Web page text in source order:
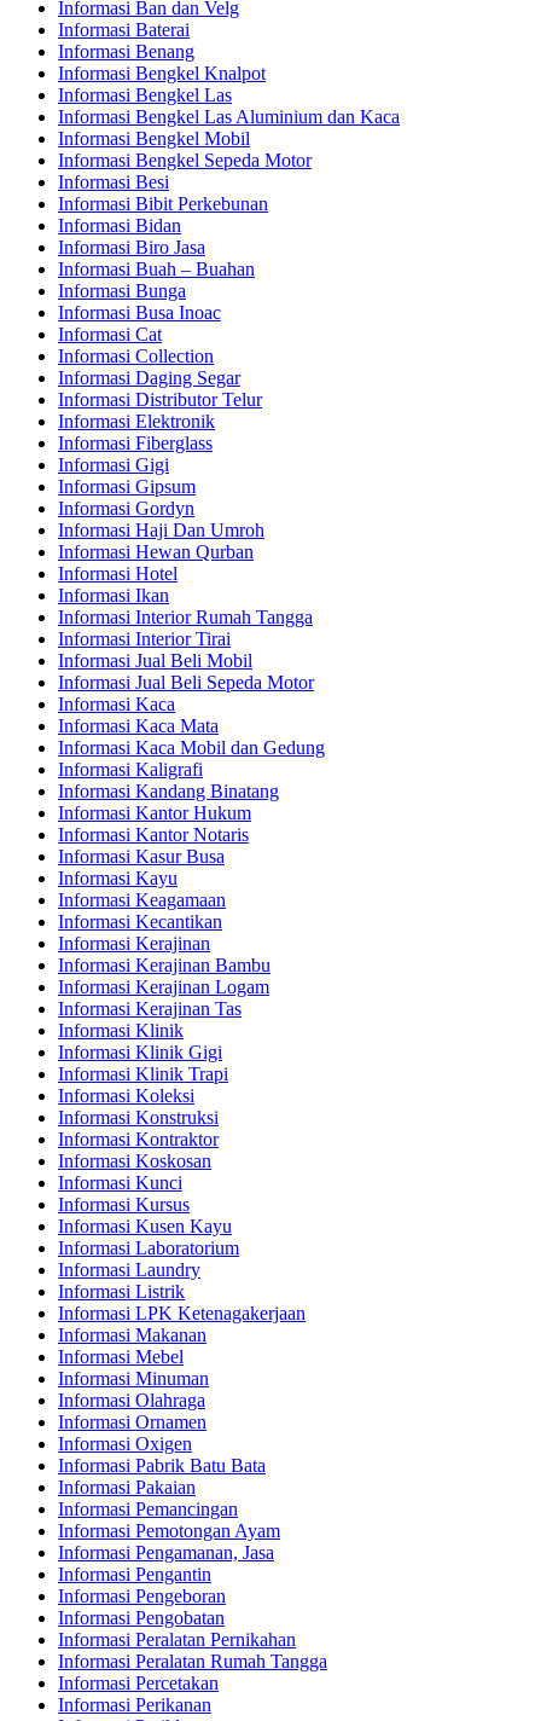
Informasi Ban dan Velg
Informasi Baterai
Informasi Benang
Informasi Bengkel Knalpot
Informasi Bengkel Las
Informasi Bengkel Las Aluminium dan Kaca
Informasi Bengkel Mobil
Informasi Bengkel Sepeda Motor
Informasi Besi
Informasi Bibit Perkebunan
Informasi Bidan
Informasi Biro Jasa
Informasi Buah – Buahan
Informasi Bunga
Informasi Busa Inoac
Informasi Cat
Informasi Collection
Informasi Daging Segar
Informasi Distributor Telur
Informasi Elektronik
Informasi Fiberglass
Informasi Gigi
Informasi Gipsum
Informasi Gordyn
Informasi Haji Dan Umroh
Informasi Hewan Qurban
Informasi Hotel
Informasi Ikan
Informasi Interior Rumah Tangga
Informasi Interior Tirai
Informasi Jual Beli Mobil
Informasi Jual Beli Sepeda Motor
Informasi Kaca
Informasi Kaca Mata
Informasi Kaca Mobil dan Gedung
Informasi Kaligrafi
Informasi Kandang Binatang
Informasi Kantor Hukum
Informasi Kantor Notaris
Informasi Kasur Busa
Informasi Kayu
Informasi Keagamaan
Informasi Kecantikan
Informasi Kerajinan
Informasi Kerajinan Bambu
Informasi Kerajinan Logam
Informasi Kerajinan Tas
Informasi Klinik
Informasi Klinik Gigi
Informasi Klinik Trapi
Informasi Koleksi
Informasi Konstruksi
Informasi Kontraktor
Informasi Koskosan
Informasi Kunci
Informasi Kursus
Informasi Kusen Kayu
Informasi Laboratorium
Informasi Laundry
Informasi Listrik
Informasi LPK Ketenagakerjaan
Informasi Makanan
Informasi Mebel
Informasi Minuman
Informasi Olahraga
Informasi Ornamen
Informasi Oxigen
Informasi Pabrik Batu Bata
Informasi Pakaian
Informasi Pemancingan
Informasi Pemotongan Ayam
Informasi Pengamanan, Jasa
Informasi Pengantin
Informasi Pengeboran
Informasi Pengobatan
Informasi Peralatan Pernikahan
Informasi Peralatan Rumah Tangga
Informasi Percetakan
Informasi Perikanan